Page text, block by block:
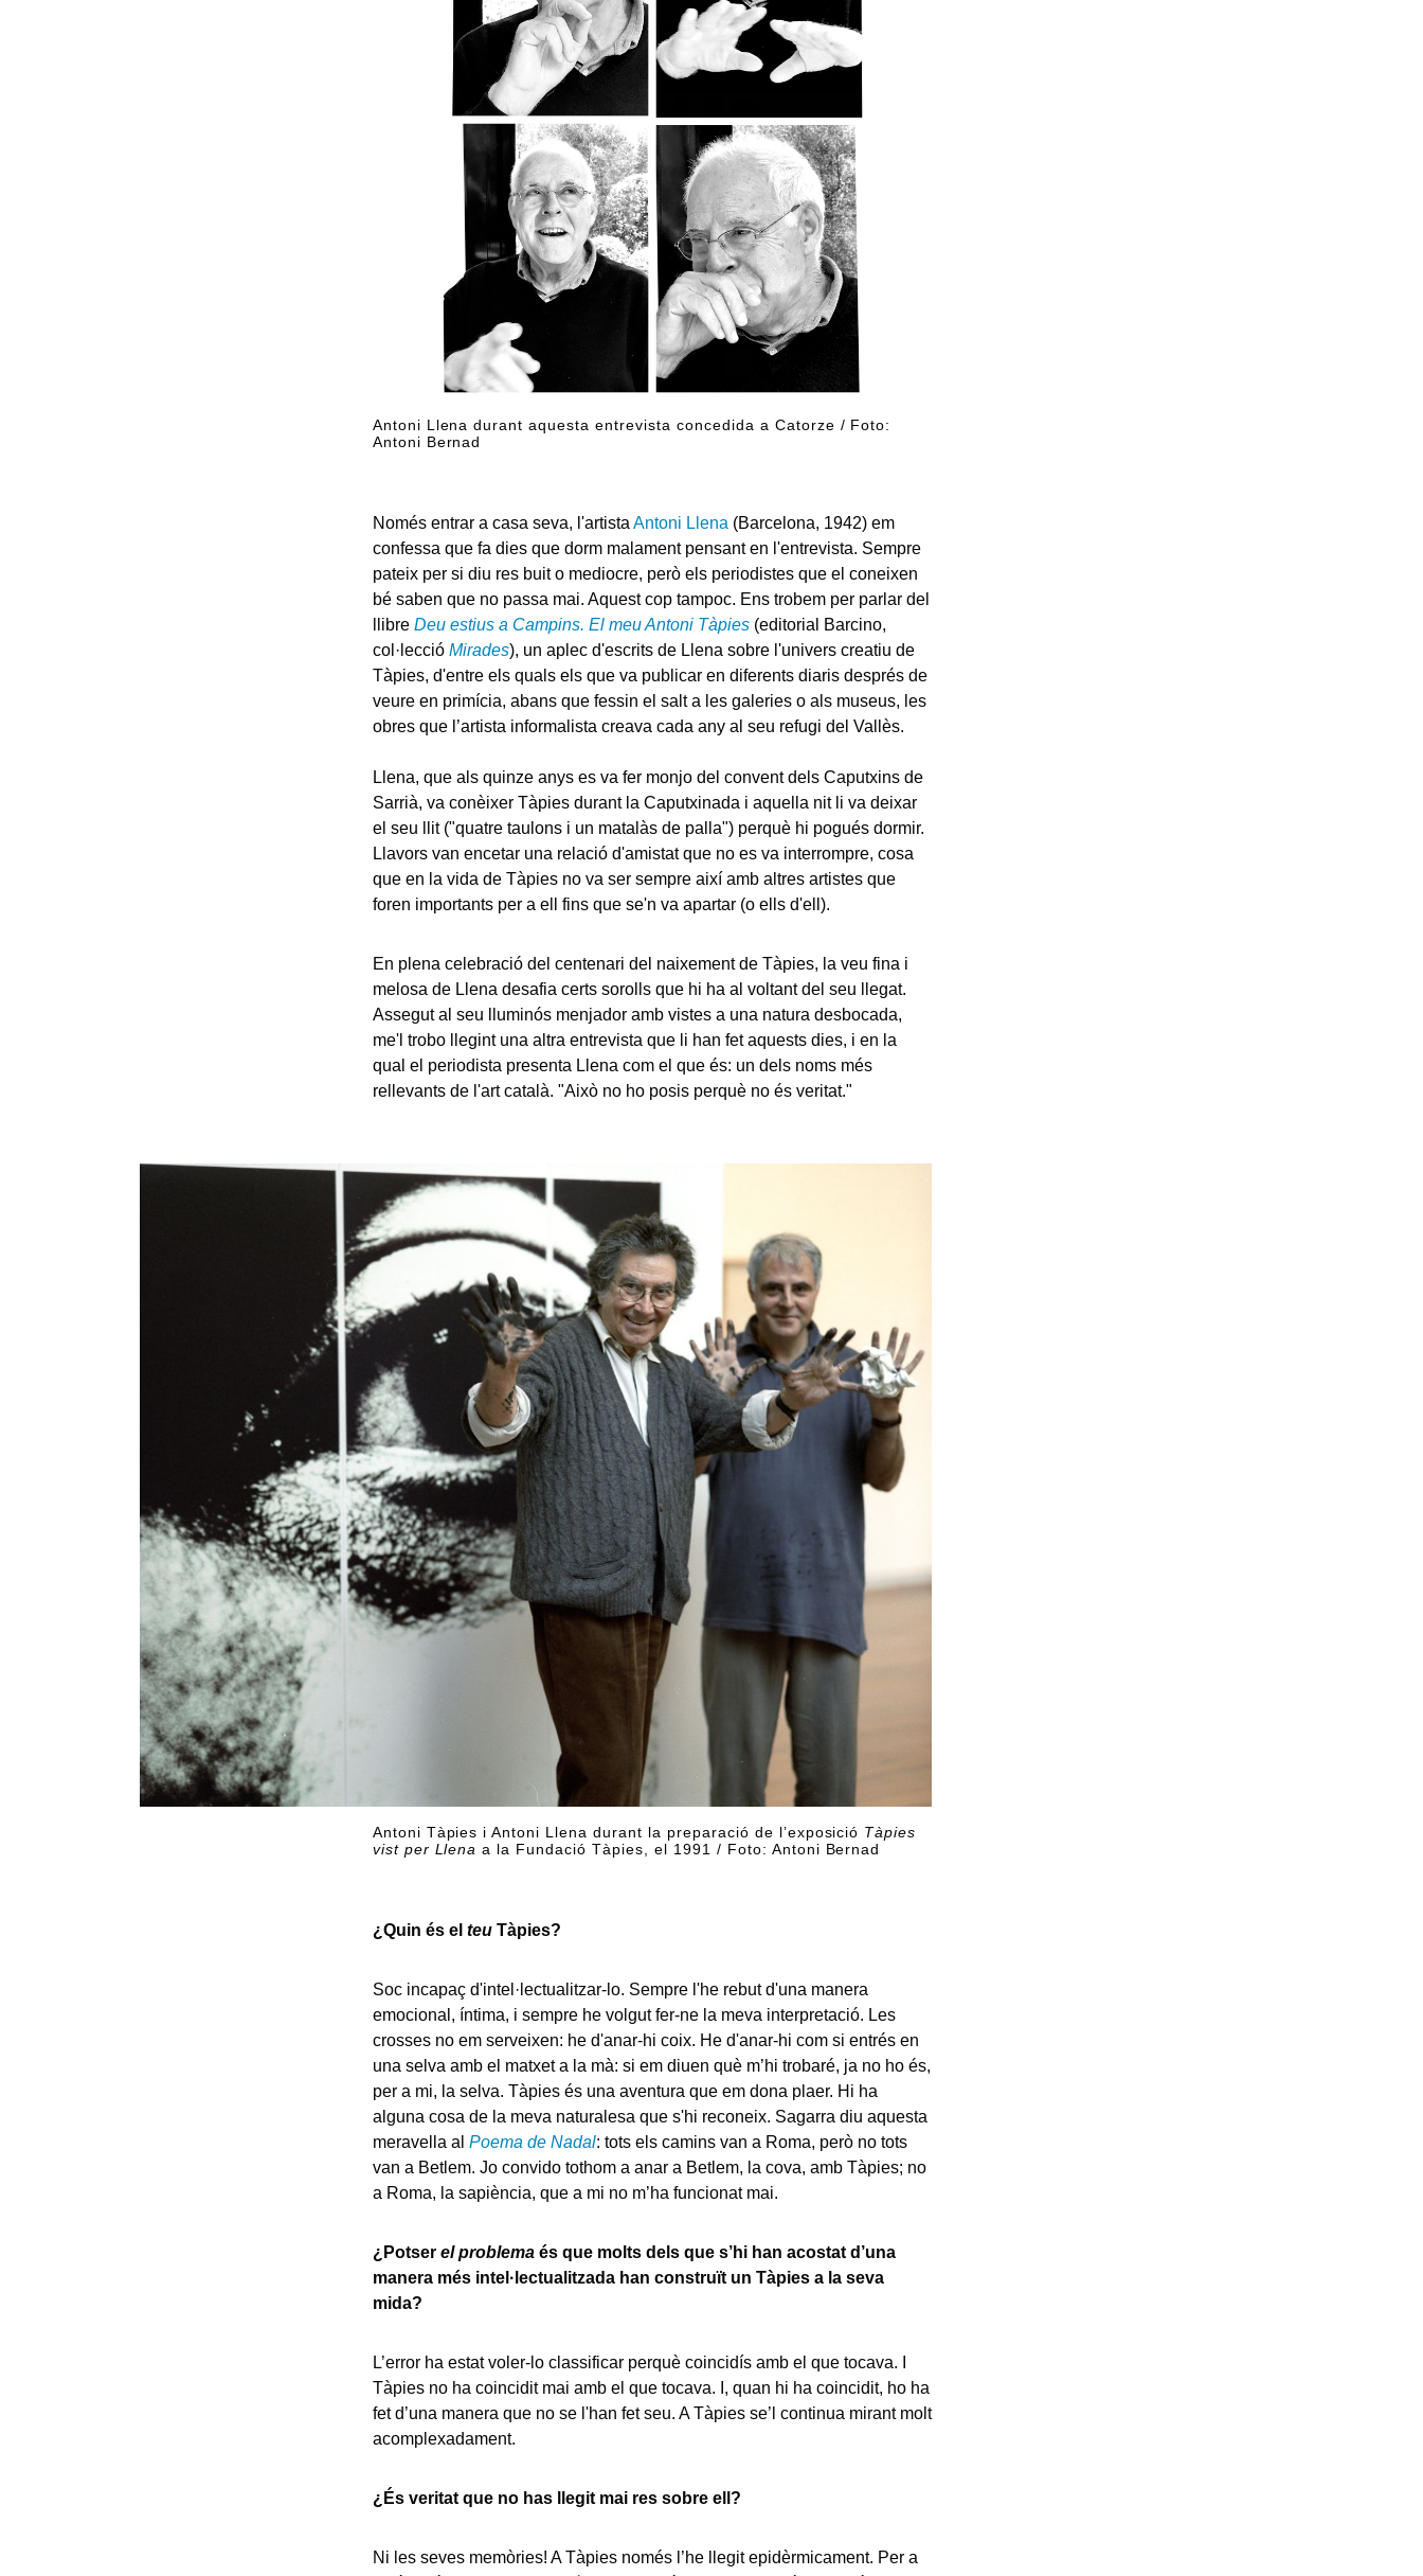
Antoni Llena durant aquesta entrevista concedida a Catorze / Foto:
Antoni Bernad
Només entrar a casa seva, l'artista Antoni Llena (Barcelona, 1942) em
confessa que fa dies que dorm malament pensant en l'entrevista. Sempre
pateix per si diu res buit o mediocre, però els periodistes que el coneixen
bé saben que no passa mai. Aquest cop tampoc. Ens trobem per parlar del
llibre Deu estius a Campins. El meu Antoni Tàpies(editorial Barcino,
col·lecció Mirades), un aplec d'escrits de Llena sobre l'univers creatiu de
Tàpies, d'entre els quals els que va publicar en diferents diaris després de
veure en primícia, abans que fessin el salt a les galeries o als museus, les
obres que l’artista informalista creava cada any al seu refugi del Vallès.
Llena, que als quinze anys es va fer monjo del convent dels Caputxins de
Sarrià, va conèixer Tàpies durant la Caputxinada i aquella nit li va deixar
el seu llit ("quatre taulons i un matalàs de palla") perquè hi pogués dormir.
Llavors van encetar una relació d'amistat que no es va interrompre, cosa
que en la vida de Tàpies no va ser sempre així amb altres artistes que
foren importants per a ell fins que se'n va apartar (o ells d'ell).
En plena celebració del centenari del naixement de Tàpies, la veu fina i
melosa de Llena desafia certs sorolls que hi ha al voltant del seu llegat.
Assegut al seu lluminós menjador amb vistes a una natura desbocada,
me'l trobo llegint una altra entrevista que li han fet aquests dies, i en la
qual el periodista presenta Llena com el que és: un dels noms més
rellevants de l'art català. "Això no ho posis perquè no és veritat."
Antoni Tàpies i Antoni Llena durant la preparació de l’exposició Tàpies
vist per Llena a la Fundació Tàpies, el 1991 / Foto: Antoni Bernad
¿Quin és el teuTàpies?
Soc incapaç d'intel·lectualitzar-lo. Sempre l'he rebut d'una manera
emocional, íntima, i sempre he volgut fer-ne la meva interpretació. Les
crosses no em serveixen: he d'anar-hi coix. He d'anar-hi com si entrés en
una selva amb el matxet a la mà: si em diuen què m’hi trobaré, ja no ho és,
per a mi, la selva. Tàpies és una aventura que em dona plaer. Hi ha
alguna cosa de la meva naturalesa que s'hi reconeix. Sagarra diu aquesta
meravella al Poema de Nadal: tots els camins van a Roma, però no tots
van a Betlem. Jo convido tothom a anar a Betlem, la cova, amb Tàpies; no
a Roma, la sapiència, que a mi no m’ha funcionat mai.
¿Potser el problemaés que molts dels que s’hi han acostat d’una
manera més intel·lectualitzada han construït un Tàpies a la seva
mida?
L’error ha estat voler-lo classificar perquè coincidís amb el que tocava. I
Tàpies no ha coincidit mai amb el que tocava. I, quan hi ha coincidit, ho ha
fet d’una manera que no se l'han fet seu. A Tàpies se’l continua mirant molt
acomplexadament.
¿És veritat que no has llegit mai res sobre ell?
Ni les seves memòries! A Tàpies només l’he llegit epidèrmicament. Per a